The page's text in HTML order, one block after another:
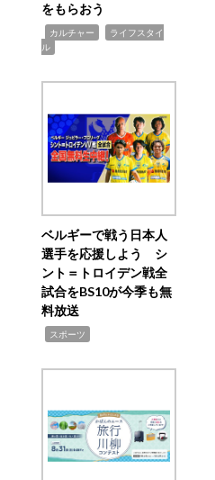
をもらおう
カルチャー
ライフスタイ
ル
ベルギーで戦う日本人
選手を応援しよう シ
ント＝トロイデン戦全
試合をBS10が今季も無
料放送
スポーツ